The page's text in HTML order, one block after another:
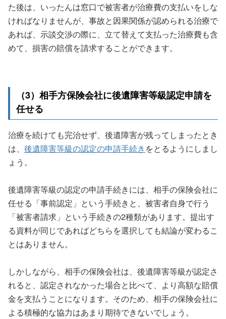
た後は、いったんは窓口で被害者が治療費の支払いをしな
ければなりませんが、事故と因果関係が認められる治療で
あれば、示談交渉の際に、立て替えて支払った治療費も含
めて、損害の賠償を請求することができます。
（3）相手方保険会社に後遺障害等級認定申請を
任せる
治療を続けても完治せず、後遺障害が残ってしまったとき
は、 後遺障害等級の認定の申請手続き をとるようにしまし
ょう。
後遺障害等級の認定の申請手続きには、相手の保険会社に
任せる「事前認定」という手続きと、被害者自身で行う
「被害者請求」という手続きの2種類があります。提出す
る資料が同じであればどちらを選択しても結論が変わるこ
とはありません。
しかしながら、相手の保険会社は、後遺障害等級が認定さ
れると、認定されなかった場合と比べて、より高額な賠償
金を支払うことになります。そのため、相手の保険会社に
よる積極的な協力はあまり期待できないでしょう。